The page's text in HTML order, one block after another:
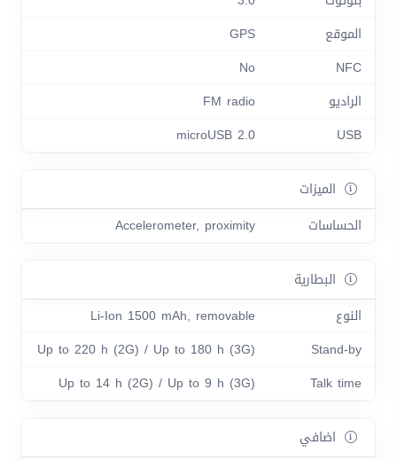
الموقع
GPS
NFC
No
الراديو
FM radio
USB
microUSB 2.0
الميزات
الحساسات
Accelerometer, proximity
البطارية
النوع
Li-Ion 1500 mAh, removable
Stand-by
Up to 220 h (2G) / Up to 180 h (3G)
Talk time
Up to 14 h (2G) / Up to 9 h (3G)
اضافي